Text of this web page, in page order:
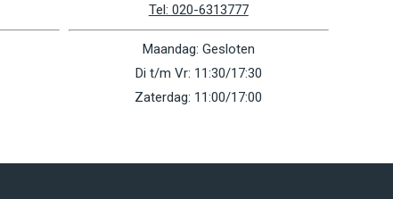
Tel: 020-6313777
Maandag: Gesloten
Di t/m Vr: 11:30/17:30
Zaterdag: 11:00/17:00